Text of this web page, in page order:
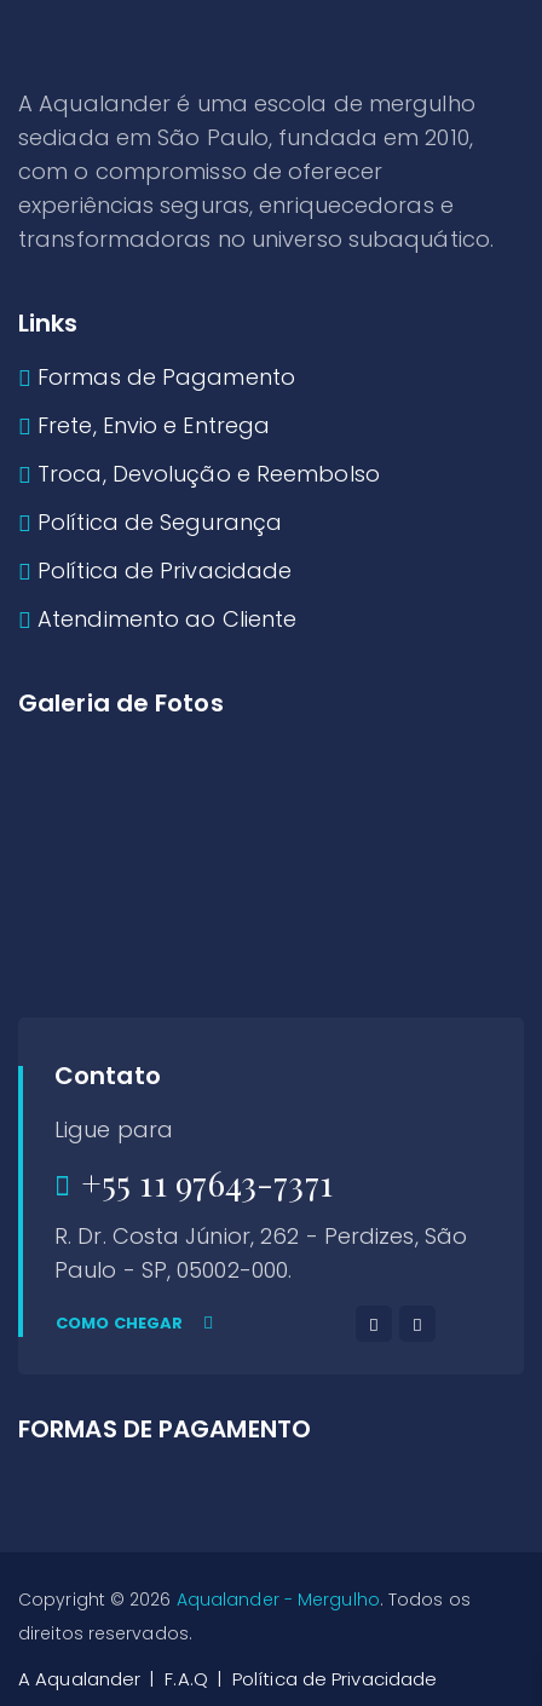
A Aqualander é uma escola de mergulho
sediada em São Paulo, fundada em 2010,
com o compromisso de oferecer
experiências seguras, enriquecedoras e
transformadoras no universo subaquático.
Links
Formas de Pagamento
Frete, Envio e Entrega
Troca, Devolução e Reembolso
Política de Segurança
Política de Privacidade
Atendimento ao Cliente
Galeria de Fotos
Contato
Ligue para
+55 11 97643-7371
R. Dr. Costa Júnior, 262 - Perdizes, São
Paulo - SP, 05002-000.
COMO CHEGAR
FORMAS DE PAGAMENTO
Copyright © 2026 Aqualander - Mergulho. Todos os
direitos reservados.
A Aqualander F.A.Q Política de Privacidade